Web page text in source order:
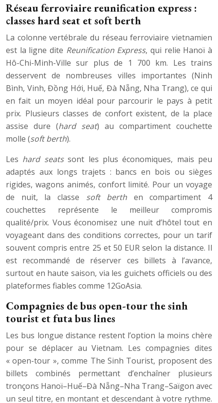
Réseau ferroviaire reunification express :
classes hard seat et soft berth
La colonne vertébrale du réseau ferroviaire vietnamien
est la ligne dite Reunification Express, qui relie Hanoï à
Hô-Chi-Minh-Ville sur plus de 1 700 km. Les trains
desservent de nombreuses villes importantes (Ninh
Bình, Vinh, Đồng Hới, Huế, Đà Nẵng, Nha Trang), ce qui
en fait un moyen idéal pour parcourir le pays à petit
prix. Plusieurs classes de confort existent, de la place
assise dure (hard seat) au compartiment couchette
molle (soft berth).
Les hard seatssont les plus économiques, mais peu
adaptés aux longs trajets : bancs en bois ou sièges
rigides, wagons animés, confort limité. Pour un voyage
de nuit, la classe soft berth en compartiment 4
couchettes représente le meilleur compromis
qualité/prix. Vous économisez une nuit d’hôtel tout en
voyageant dans des conditions correctes, pour un tarif
souvent compris entre 25 et 50 EUR selon la distance. Il
est recommandé de réserver ces billets à l’avance,
surtout en haute saison, via les guichets officiels ou des
plateformes fiables comme 12GoAsia.
Compagnies de bus open-tour the sinh
tourist et futa bus lines
Les bus longue distance restent l’option la moins chère
pour se déplacer au Vietnam. Les compagnies dites
« open-tour », comme The Sinh Tourist, proposent des
billets combinés permettant d’enchaîner plusieurs
tronçons Hanoï–Huế–Đà Nẵng–Nha Trang–Saïgon avec
un seul titre, en montant et descendant à votre rythme.